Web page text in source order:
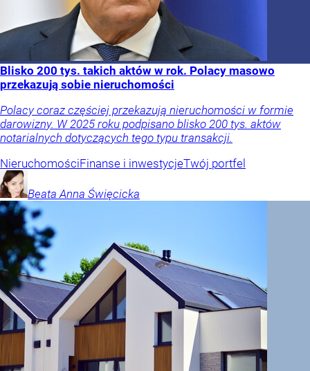
Blisko 200 tys. takich aktów w rok. Polacy masowo
przekazują sobie nieruchomości
Polacy coraz częściej przekazują nieruchomości w formie
darowizny. W 2025 roku podpisano blisko 200 tys. aktów
notarialnych dotyczących tego typu transakcji.
NieruchomościFinanse i inwestycjeTwój portfel
Beata Anna Święcicka